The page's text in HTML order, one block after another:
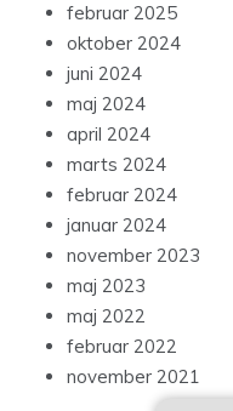
februar 2025
oktober 2024
juni 2024
maj 2024
april 2024
marts 2024
februar 2024
januar 2024
november 2023
maj 2023
maj 2022
februar 2022
november 2021